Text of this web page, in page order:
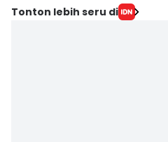
Editor
Tonton lebih seru di